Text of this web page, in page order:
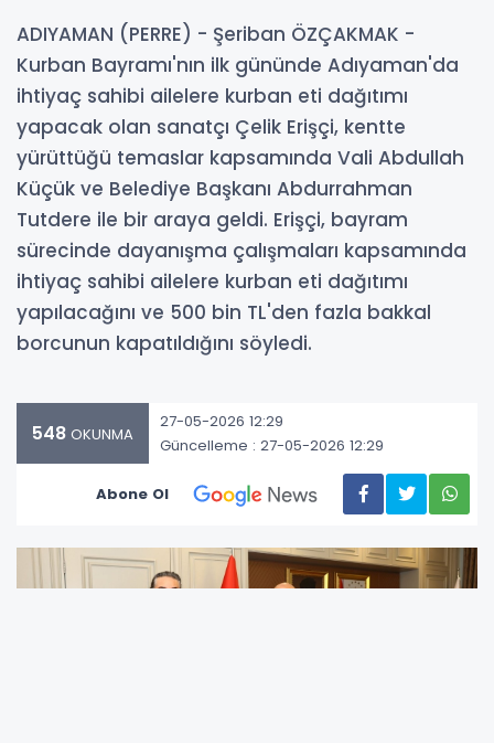
ADIYAMAN (PERRE) - Şeriban ÖZÇAKMAK -
Kurban Bayramı'nın ilk gününde Adıyaman'da
ihtiyaç sahibi ailelere kurban eti dağıtımı
yapacak olan sanatçı Çelik Erişçi, kentte
yürüttüğü temaslar kapsamında Vali Abdullah
Küçük ve Belediye Başkanı Abdurrahman
Tutdere ile bir araya geldi. Erişçi, bayram
sürecinde dayanışma çalışmaları kapsamında
ihtiyaç sahibi ailelere kurban eti dağıtımı
yapılacağını ve 500 bin TL'den fazla bakkal
borcunun kapatıldığını söyledi.
548 OKUNMA
27-05-2026 12:29
Güncelleme : 27-05-2026 12:29
Abone Ol